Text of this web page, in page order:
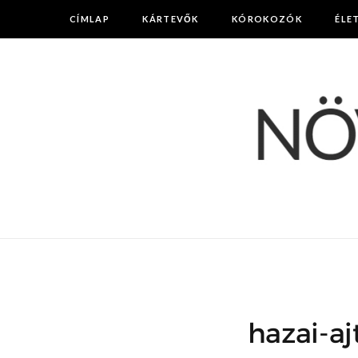
CÍMLAP KÁRTEVŐK KÓROKOZÓK
hazai-